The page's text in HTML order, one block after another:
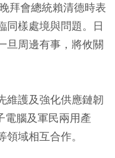
拜會總統賴清德時表
同樣處境與問題。日
旦周邊有事，將攸關
維護及強化供應鏈韌
電腦及軍民兩用產
域相互合作。